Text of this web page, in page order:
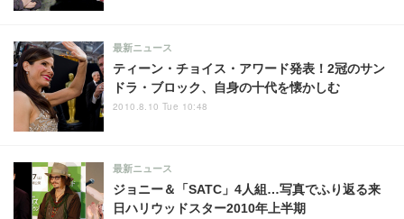
ティーン・チョイス・アワード発表！2冠のサン
ドラ・ブロック、自身の十代を懐かしむ
最新ニュース
2010.8.10 Tue 10:48
ジョニー＆「SATC」4人組…写真でふり返る来
日ハリウッドスター2010年上半期
最新ニュース